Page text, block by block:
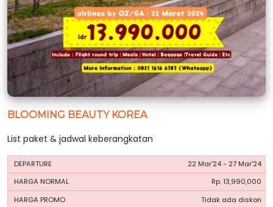
BLOOMING BEAUTY KOREA
List paket & jadwal keberangkatan
PERIODE
HARGA
22 Mar'24 - 27 Mar'24
Rp. 13,990,000
Tidak ada diskon